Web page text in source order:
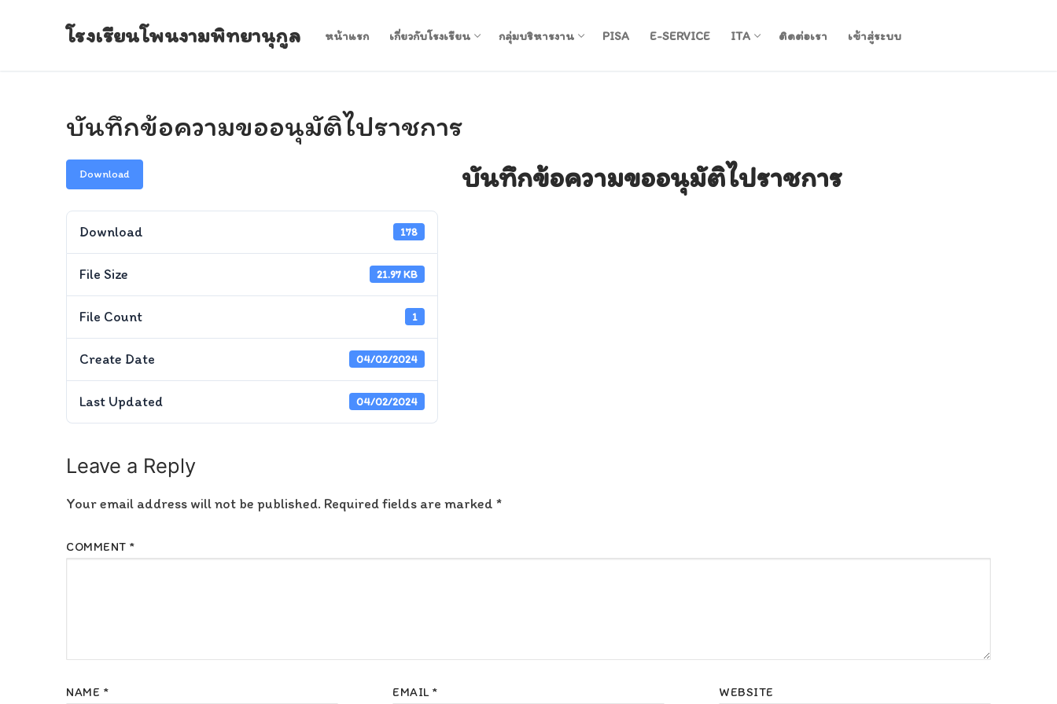
โรงเรียนโพนงามพิทยานุกูล หน้าแรก เกี่ยวกับโรงเรียน กลุ่มบริหารงาน PISA E-SERVICE ITA ติดต่อเรา เข้าสู่ระบบ
บันทึกข้อความขออนุมัติไปราชการ
Download
Download 178
File Size 21.97 KB
File Count 1
Create Date 04/02/2024
Last Updated 04/02/2024
บันทึกข้อความขออนุมัติไปราชการ
Leave a Reply
Your email address will not be published. Required fields are marked *
COMMENT *
NAME * EMAIL * WEBSITE